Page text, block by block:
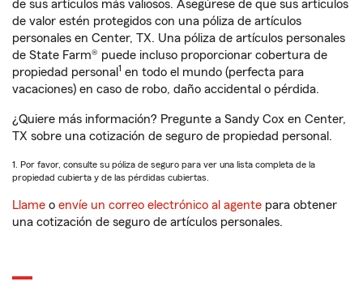
de sus artículos más valiosos. Asegúrese de que sus artículos
de valor estén protegidos con una póliza de artículos
personales en Center, TX. Una póliza de artículos personales
de State Farm® puede incluso proporcionar cobertura de
propiedad personal 1 en todo el mundo (perfecta para
vacaciones) en caso de robo, daño accidental o pérdida.
¿Quiere más información? Pregunte a Sandy Cox en Center,
TX sobre una cotización de seguro de propiedad personal.
1. Por favor, consulte su póliza de seguro para ver una lista completa de la
propiedad cubierta y de las pérdidas cubiertas.
Llame o envíe un correo electrónico al agente para obtener
una cotización de seguro de artículos personales.